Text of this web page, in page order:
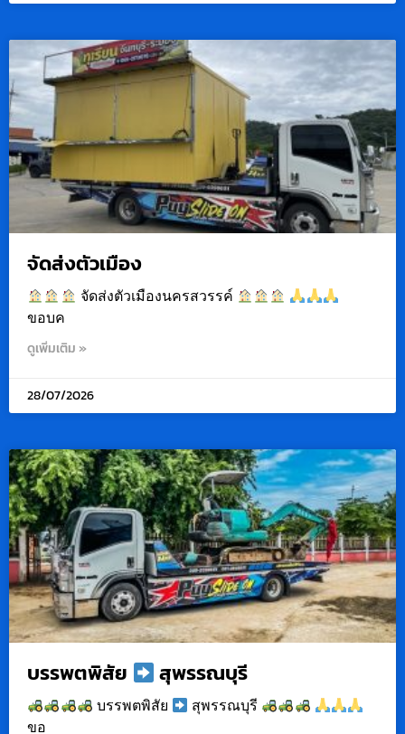
จัดส่งตัวเมือง
จัดส่งตัวเมืองนครสวรรค์
ขอบค
ดูเพิ่มเติม »
28/07/2026
บรรพตพิสัย สุพรรณบุรี
บรรพตพิสัย
สุพรรณบุรี
ขอ